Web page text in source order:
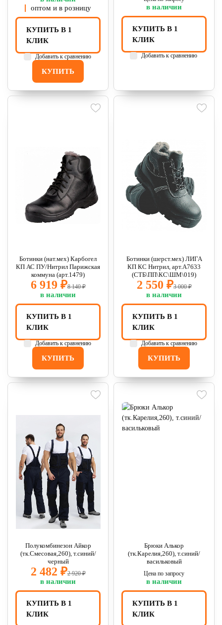
оптом и в розницу
КУПИТЬ
КУПИТЬ В 1
КЛИК
Добавить к сравнению
в наличии
КУПИТЬ В 1
КЛИК
Добавить к сравнению
Ботинки (нат.мех) Карбогел
КП АС ПУ/Нитрил Парижская
коммуна (арт.1479)
6 919 ₽8 140 ₽
в наличии
КУПИТЬ
КУПИТЬ В 1
КЛИК
Добавить к сравнению
Ботинки (шерст.мех) ЛИГА
КП КС Нитрил, арт.А7633
(СТБ\ПП\КС\ШМ\019)
2 550 ₽3 000 ₽
в наличии
КУПИТЬ
КУПИТЬ В 1
КЛИК
Добавить к сравнению
Полукомбинезон Айкор
(тк.Смесовая,260), т.синий/
черный
2 482 ₽2 920 ₽
в наличии
КУПИТЬ В 1
КЛИК
Брюки Алькор
(тк.Карелия,260), т.синий/
васильковый
Цена по запросу
в наличии
КУПИТЬ В 1
КЛИК